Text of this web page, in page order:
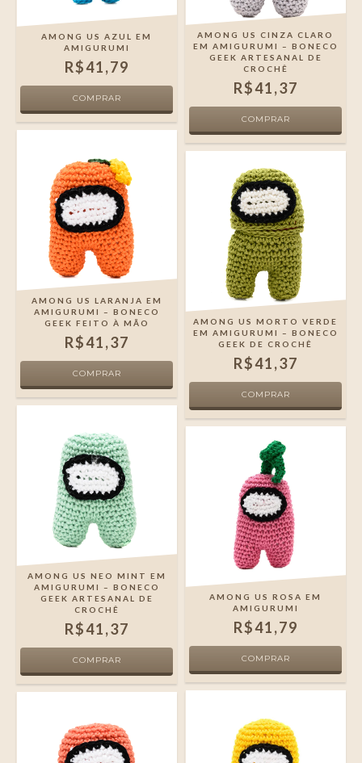
AMONG US AZUL EM
AMIGURUMI
R$41,79
AMONG US CINZA CLARO
EM AMIGURUMI – BONECO
GEEK ARTESANAL DE
CROCHÊ
R$41,37
AMONG US LARANJA EM
AMIGURUMI – BONECO
GEEK FEITO À MÃO
R$41,37
AMONG US MORTO VERDE
EM AMIGURUMI – BONECO
GEEK DE CROCHÊ
R$41,37
AMONG US NEO MINT EM
AMIGURUMI – BONECO
GEEK ARTESANAL DE
CROCHÊ
R$41,37
AMONG US ROSA EM
AMIGURUMI
R$41,79